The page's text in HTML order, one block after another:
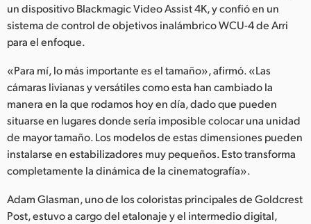
Ukraine
United Kingdom
United States
un dispositivo Blackmagic Video Assist 4K, y confió en un
sistema de control de objetivos inalámbrico WCU-4 de Arri
para el enfoque.
«Para mí, lo más importante es el tamaño», afirmó. «Las
cámaras livianas y versátiles como esta han cambiado la
manera en la que rodamos hoy en día, dado que pueden
situarse en lugares donde sería imposible colocar una unidad
de mayor tamaño. Los modelos de estas dimensiones pueden
instalarse en estabilizadores muy pequeños. Esto transforma
completamente la dinámica de la cinematografía».
Adam Glasman, uno de los coloristas principales de Goldcrest
Post, estuvo a cargo del etalonaje y el intermedio digital,